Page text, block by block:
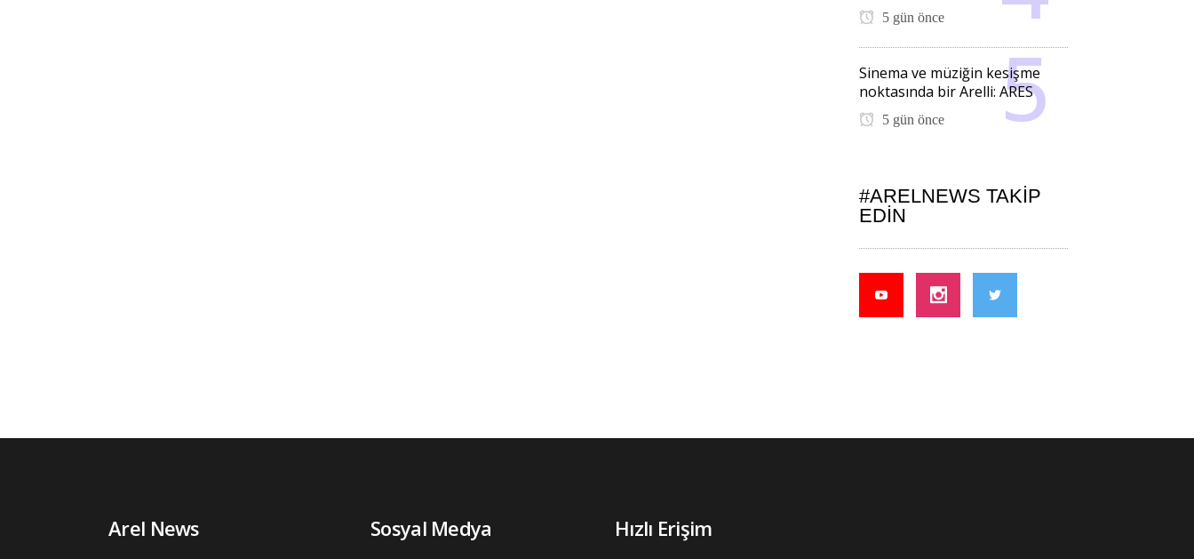
5 gün önce
Sinema ve müziğin kesişme
noktasında bir Arelli: ARES
5 gün önce
#ARELNEWS TAKIP
EDIN
Arel News Sosyal Medya Hızlı Erişim